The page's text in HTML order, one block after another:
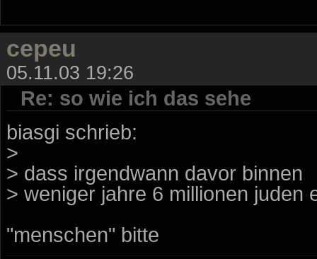
cepeu
05.11.03 19:26
Re: so wie ich das sehe
biasgi schrieb:
>
> dass irgendwann davor binnen
> weniger jahre 6 millionen juden
"menschen" bitte